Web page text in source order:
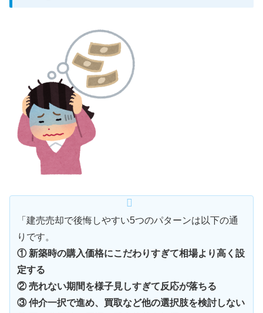
「建売売却で後悔しやすい5つのパターンは以下の通
りです。
① 新築時の購入価格にこだわりすぎて相場より高く設
定する
② 売れない期間を様子見しすぎて反応が落ちる
③ 仲介一択で進め、買取など他の選択肢を検討しない